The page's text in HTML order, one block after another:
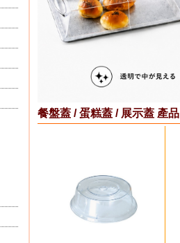
餐盤蓋 / 蛋糕蓋 / 展示蓋 產品